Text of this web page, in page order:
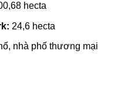
hecta
24,6 hecta
nhà phố thương mại